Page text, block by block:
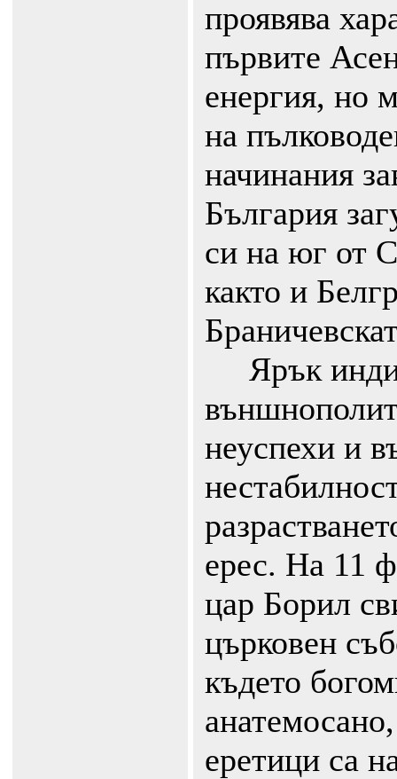
проявява
първите
енергия, но
на
начинания
България
си на юг от
както и
Ярък
неуспехи и
ерес. На 11
цар Борил
църковен
където
еретици са